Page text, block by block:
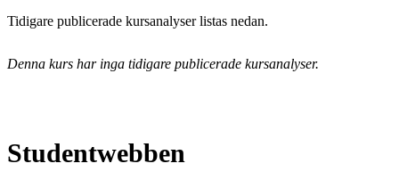
Tidigare publicerade kursanalyser listas nedan.
Denna kurs har inga tidigare publicerade kursanalyser.
Studentwebben